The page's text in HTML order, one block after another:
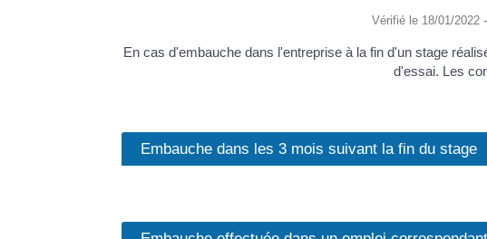
Vérifié le 18/01/2022
En cas d'embauche dans l'entreprise à la fin d'un stage
d'essai. Les
Embauche dans les 3 mois suivant la fin du stage